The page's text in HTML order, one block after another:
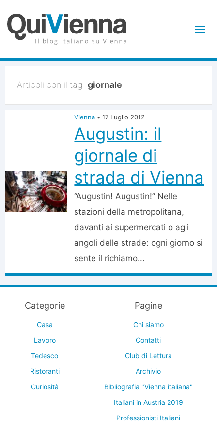
Articoli con il tag: giornale
Vienna • 17 Luglio 2012
Augustin: il
giornale di
strada di Vienna
“Augustin! Augustin!” Nelle
stazioni della metropolitana,
davanti ai supermercati o agli
angoli delle strade: ogni giorno si
sente il richiamo...
Categorie
Casa
Lavoro
Tedesco
Ristoranti
Curiosità
Pagine
Chi siamo
Contatti
Club di Lettura
Archivio
Bibliografia "Vienna italiana"
Italiani in Austria 2019
Professionisti Italiani